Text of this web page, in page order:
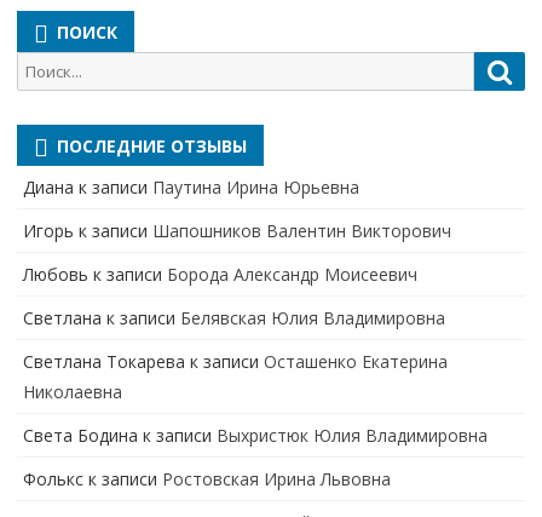
ПОИСК
Поиск
для:
ПОСЛЕДНИЕ ОТЗЫВЫ
Диана к записи Паутина Ирина Юрьевна
Игорь к записи Шапошников Валентин Викторович
Любовь к записи Борода Александр Моисеевич
Светлана к записи Белявская Юлия Владимировна
Cветлана Токарева к записи Осташенко Екатерина
Николаевна
Света Бодина к записи Выхристюк Юлия Владимировна
Фолькс к записи Ростовская Ирина Львовна